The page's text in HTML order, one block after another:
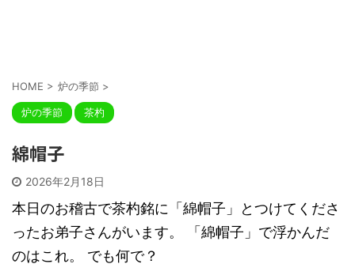
HOME > 炉の季節 >
炉の季節 茶杓
綿帽子
2026年2月18日
本日のお稽古で茶杓銘に「綿帽子」とつけてくださ
ったお弟子さんがいます。 「綿帽子」で浮かんだ
のはこれ。 でも何で？